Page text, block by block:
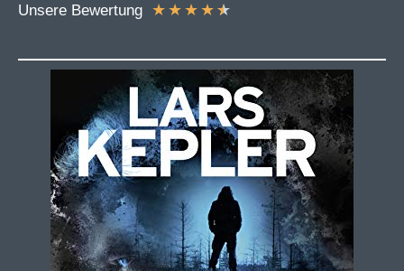
Unsere Bewertung ★ ★ ★ ★ ★